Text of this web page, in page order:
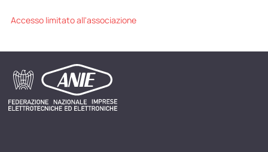
Accesso limitato all'associazione